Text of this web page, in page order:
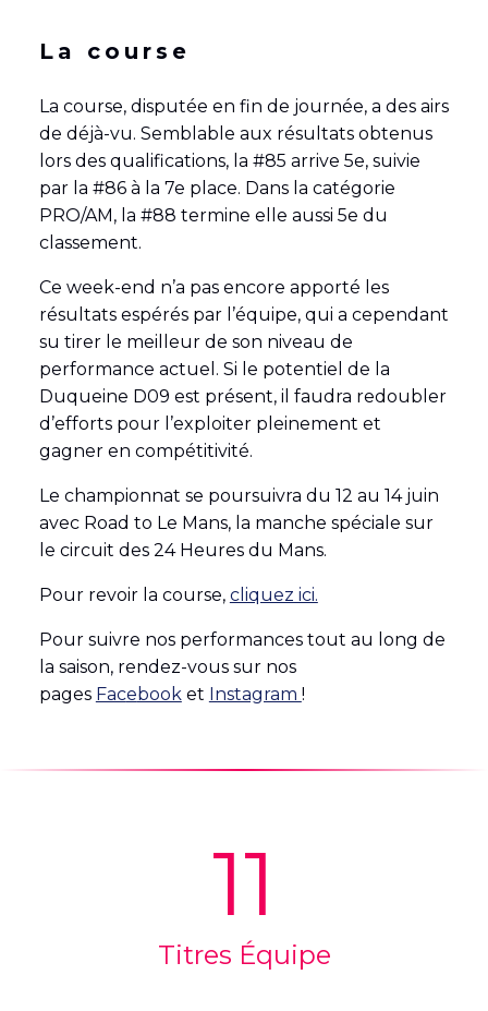
La course
La course, disputée en fin de journée, a des airs
de déjà-vu. Semblable aux résultats obtenus
lors des qualifications, la #85 arrive 5e, suivie
par la #86 à la 7e place. Dans la catégorie
PRO/AM, la #88 termine elle aussi 5e du
classement.
Ce week-end n’a pas encore apporté les
résultats espérés par l’équipe, qui a cependant
su tirer le meilleur de son niveau de
performance actuel. Si le potentiel de la
Duqueine D09 est présent, il faudra redoubler
d’efforts pour l’exploiter pleinement et
gagner en compétitivité.
Le championnat se poursuivra du 12 au 14 juin
avec Road to Le Mans, la manche spéciale sur
le circuit des 24 Heures du Mans.
Pour revoir la course, cliquez ici.
Pour suivre nos performances tout au long de
la saison, rendez-vous sur nos
pages Facebooket Instagram !
11
Titres Équipe